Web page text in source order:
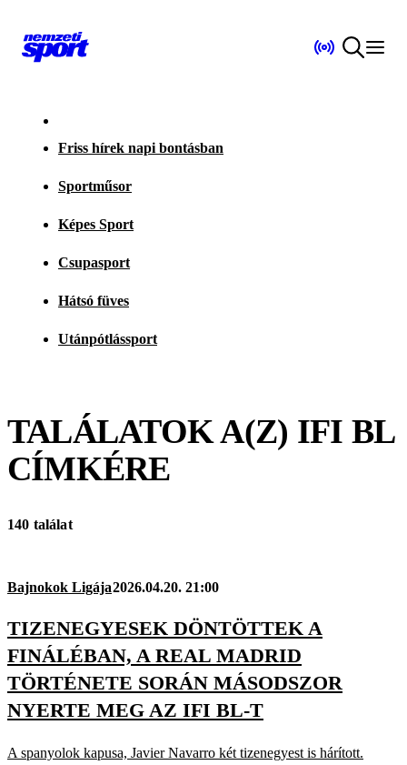
Friss hírek napi bontásban
Sportműsor
Képes Sport
Csupasport
Hátsó füves
Utánpótlássport
TALÁLATOK A(Z) IFI BL
CÍMKÉRE
140 találat
Bajnokok Ligája2026.04.20. 21:00
TIZENEGYESEK DÖNTÖTTEK A
FINÁLÉBAN, A REAL MADRID
TÖRTÉNETE SORÁN MÁSODSZOR
NYERTE MEG AZ IFI BL-T
A spanyolok kapusa, Javier Navarro két tizenegyest is hárított.